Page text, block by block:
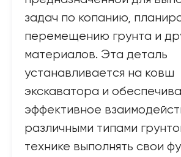
задач по копанию,
перемещению грунта и
материалов. Эта деталь
устанавливается на ковш
экскаватора и
эффективное
различными типами
технике выполнять свои